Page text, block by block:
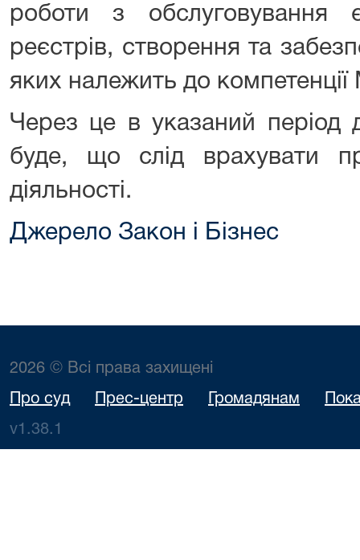
роботи з обслуговування
реєстрів, створення та
яких належить до компетенції
Через це в указаний період
буде, що слід врахувати
діяльності.
Джерело Закон і Бізнес
2026 © Всі права захищені
Про суд Прес-центр Громадянам
v1.38.1